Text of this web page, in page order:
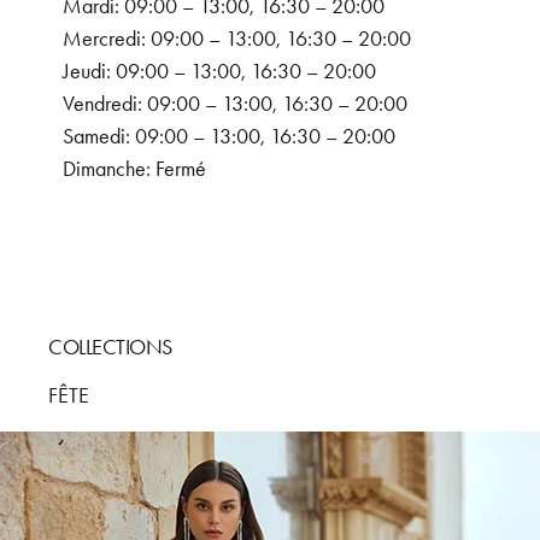
Mardi: 09:00 – 13:00, 16:30 – 20:00
Mercredi: 09:00 – 13:00, 16:30 – 20:00
Jeudi: 09:00 – 13:00, 16:30 – 20:00
Vendredi: 09:00 – 13:00, 16:30 – 20:00
Samedi: 09:00 – 13:00, 16:30 – 20:00
Dimanche: Fermé
COLLECTIONS
FÊTE